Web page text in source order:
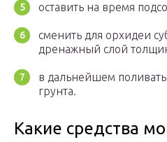
оставить на время
сменить для орхидеи
дренажный слой
в дальнейшем
грунта.
Какие средства